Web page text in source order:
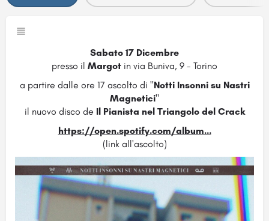
Sabato 17 Dicembre
presso il Margot in via Buniva, 9 - Torino
a partire dalle ore 17 ascolto di "Notti Insonni su Nastri
Magnetici"
il nuovo disco de Il Pianista nel Triangolo del Crack
https://open.spotify.com/album...
(link all'ascolto)